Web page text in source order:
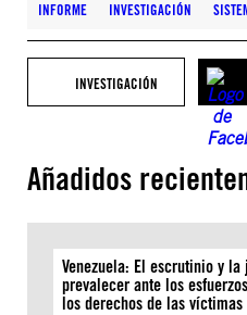
INFORME INVESTIGACIÓN
INVESTIGACIÓN
Añadidos
Venezuela: El escrutinio y
prevalecer ante los
los derechos de las víctimas